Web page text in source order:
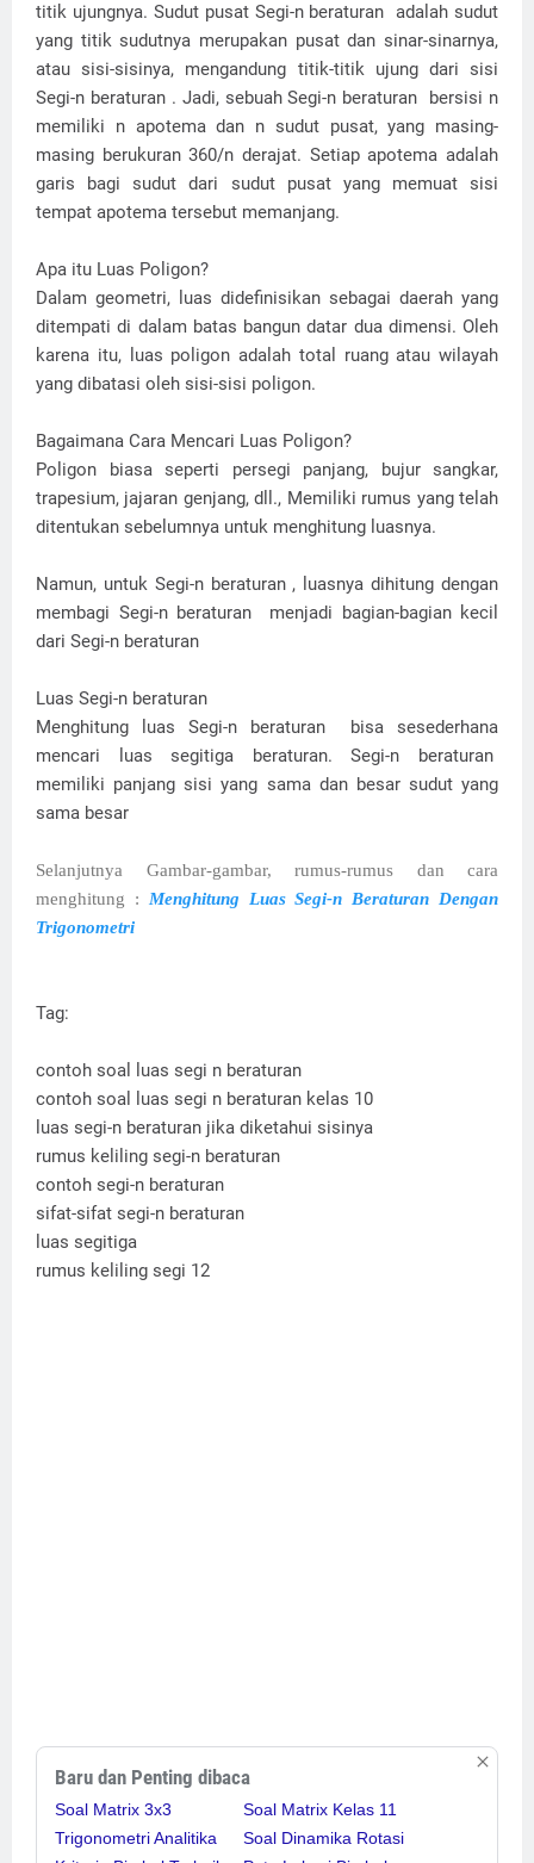
titik ujungnya. Sudut pusat Segi-n beraturan adalah sudut
yang titik sudutnya merupakan pusat dan sinar-sinarnya,
atau sisi-sisinya, mengandung titik-titik ujung dari sisi
Segi-n beraturan . Jadi, sebuah Segi-n beraturan bersisi n
memiliki n apotema dan n sudut pusat, yang masing-
masing berukuran 360/n derajat. Setiap apotema adalah
garis bagi sudut dari sudut pusat yang memuat sisi
tempat apotema tersebut memanjang.
Apa itu Luas Poligon?
Dalam geometri, luas didefinisikan sebagai daerah yang
ditempati di dalam batas bangun datar dua dimensi. Oleh
karena itu, luas poligon adalah total ruang atau wilayah
yang dibatasi oleh sisi-sisi poligon.
Bagaimana Cara Mencari Luas Poligon?
Poligon biasa seperti persegi panjang, bujur sangkar,
trapesium, jajaran genjang, dll., Memiliki rumus yang telah
ditentukan sebelumnya untuk menghitung luasnya.
Namun, untuk Segi-n beraturan , luasnya dihitung dengan
membagi Segi-n beraturan menjadi bagian-bagian kecil
dari Segi-n beraturan
Luas Segi-n beraturan
Menghitung luas Segi-n beraturan bisa sesederhana
mencari luas segitiga beraturan. Segi-n beraturan
memiliki panjang sisi yang sama dan besar sudut yang
sama besar
Selanjutnya Gambar-gambar, rumus-rumus dan cara
menghitung : Menghitung Luas Segi-n Beraturan Dengan
Trigonometri
Tag:
contoh soal luas segi n beraturan
contoh soal luas segi n beraturan kelas 10
luas segi-n beraturan jika diketahui sisinya
rumus keliling segi-n beraturan
contoh segi-n beraturan
sifat-sifat segi-n beraturan
luas segitiga
rumus keliling segi 12
Baru dan Penting dibaca
Soal Matrix 3x3
Trigonometri Analitika
Soal Matrix Kelas 11
Soal Dinamika Rotasi